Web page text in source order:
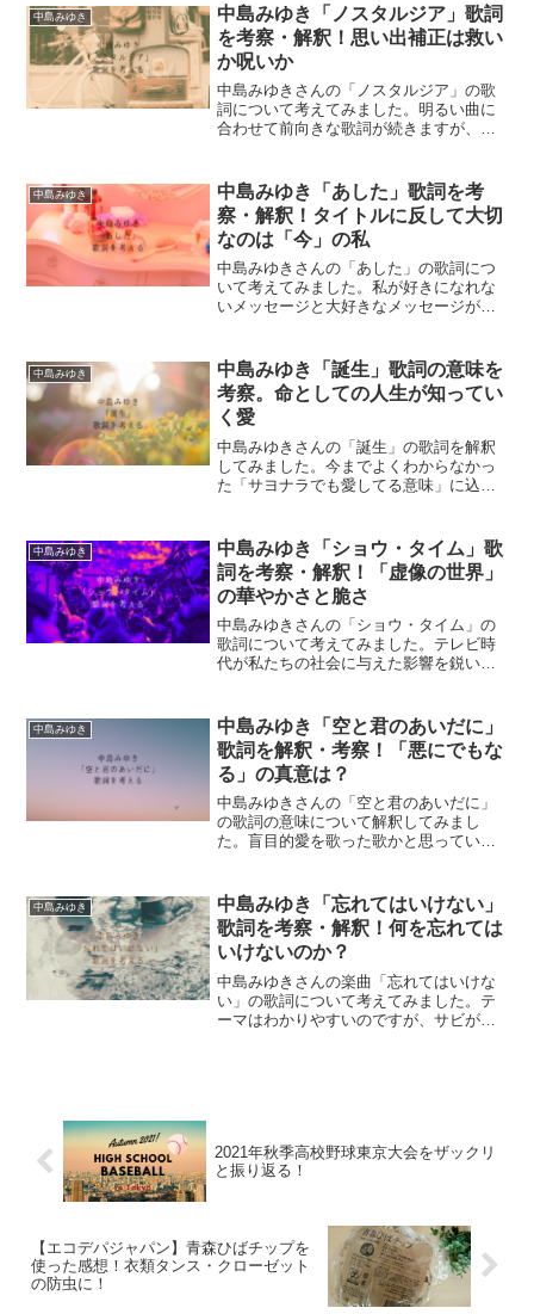
中島みゆき
中島みゆき「ノスタルジア」歌詞
を考察・解釈！思い出補正は救い
か呪いか
中島みゆきさんの「ノスタルジア」の歌
詞について考えてみました。明るい曲に
合わせて前向きな歌詞が続きますが、こ
中島みゆき
中島みゆき「あした」歌詞を考
察・解釈！タイトルに反して大切
なのは「今」の私
中島みゆきさんの「あした」の歌詞につ
いて考えてみました。私が好きになれな
いメッセージと大好きなメッセージがあ
中島みゆき
中島みゆき「誕生」歌詞の意味を
考察。命としての人生が知ってい
く愛
中島みゆきさんの「誕生」の歌詞を解釈
してみました。今までよくわからなかっ
た「サヨナラでも愛してる意味」に込め
中島みゆき
中島みゆき「ショウ・タイム」歌
詞を考察・解釈！「虚像の世界」
の華やかさと脆さ
中島みゆきさんの「ショウ・タイム」の
歌詞について考えてみました。テレビ時
代が私たちの社会に与えた影響を鋭い視
中島みゆき
中島みゆき「空と君のあいだに」
歌詞を解釈・考察！「悪にでもな
る」の真意は？
中島みゆきさんの「空と君のあいだに」
の歌詞の意味について解釈してみまし
た。盲目的愛を歌った歌かと思っていま
中島みゆき
中島みゆき「忘れてはいけない」
歌詞を考察・解釈！何を忘れては
いけないのか？
中島みゆきさんの楽曲「忘れてはいけな
い」の歌詞について考えてみました。テ
ーマはわかりやすいのですが、サビが幾
2021年秋季高校野球東京大会をザックリ
と振り返る！
【エコデパジャパン】青森ひばチップを
使った感想！衣類タンス・クローゼット
の防虫に！